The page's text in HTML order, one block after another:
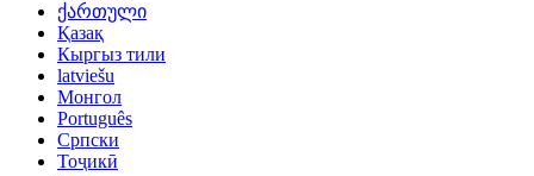
ქართული
Қазақ
Кыргыз тили
latviešu
Монгол
Português
Српски
Тоҷикӣ